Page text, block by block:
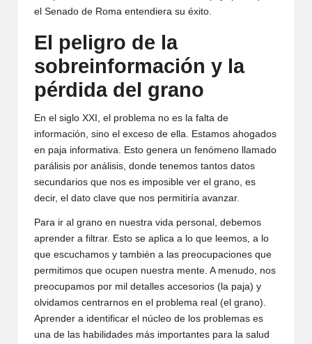
el Senado de Roma entendiera su éxito.
El peligro de la
sobreinformación y la
pérdida del grano
En el siglo XXI, el problema no es la falta de
información, sino el exceso de ella. Estamos ahogados
en paja informativa. Esto genera un fenómeno llamado
parálisis por análisis, donde tenemos tantos datos
secundarios que nos es imposible ver el grano, es
decir, el dato clave que nos permitiría avanzar.
Para ir al grano en nuestra vida personal, debemos
aprender a filtrar. Esto se aplica a lo que leemos, a lo
que escuchamos y también a las preocupaciones que
permitimos que ocupen nuestra mente. A menudo, nos
preocupamos por mil detalles accesorios (la paja) y
olvidamos centrarnos en el problema real (el grano).
Aprender a identificar el núcleo de los problemas es
una de las habilidades más importantes para la salud